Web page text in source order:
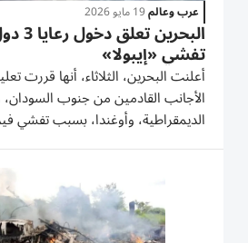
عرب وعالم19 مايو 2026
تفشي «إيبولا»
‌أعلنت البحرين، الثلاثاء، ​أنها ⁠قررت
‌الأجانب القادمين من جنوب
الديمقراطية، ⁠وأوغندا، بسبب تفشي
وكالة «بنا»، فقد أعلنت شؤوون
دخول المسافرين غير البحرينيين